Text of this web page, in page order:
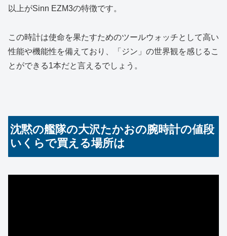
以上がSinn EZM3の特徴です。
この時計は使命を果たすためのツールウォッチとして高い
性能や機能性を備えており、「ジン」の世界観を感じるこ
とができる1本だと言えるでしょう。
沈黙の艦隊の大沢たかおの腕時計の値段
いくらで買える場所は